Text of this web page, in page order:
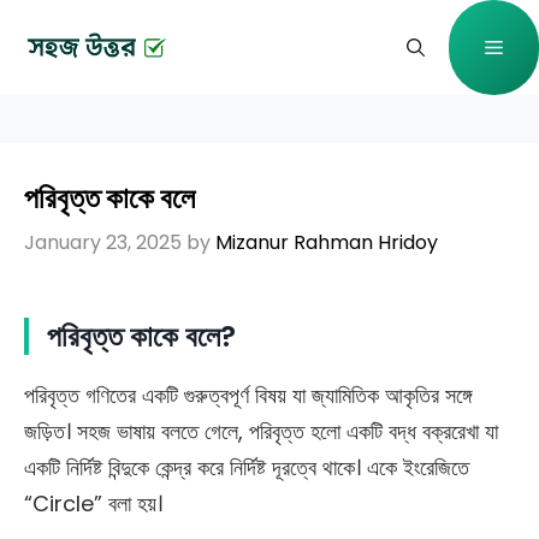
পরিবৃত্ত কাকে বলে
January 23, 2025 by Mizanur Rahman Hridoy
পরিবৃত্ত কাকে বলে?
পরিবৃত্ত গণিতের একটি গুরুত্বপূর্ণ বিষয় যা জ্যামিতিক আকৃতির সঙ্গে
জড়িত। সহজ ভাষায় বলতে গেলে, পরিবৃত্ত হলো একটি বদ্ধ বক্ররেখা যা
একটি নির্দিষ্ট বিন্দুকে কেন্দ্র করে নির্দিষ্ট দূরত্বে থাকে। একে ইংরেজিতে
“Circle” বলা হয়।